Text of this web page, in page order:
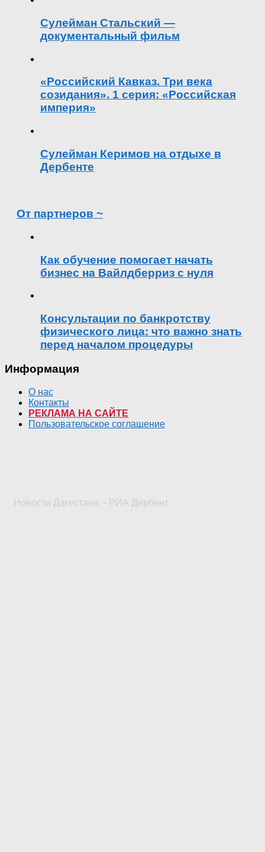
Сулейман Стальский —
документальный фильм
«Российский Кавказ. Три века
созидания». 1 серия: «Российская
империя»
Сулейман Керимов на отдыхе в
Дербенте
От партнеров ~
Как обучение помогает начать
бизнес на Вайлдберриз с нуля
Консультации по банкротству
физического лица: что важно знать
перед началом процедуры
Информация
О нас
Контакты
РЕКЛАМА НА САЙТЕ
Пользовательское соглашение
Новости Дагестана ~ РИА Дербент